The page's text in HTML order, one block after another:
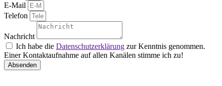
E-Mail
Telefon
Nachricht
Ich habe die Datenschutzerklärung zur Kenntnis genommen.
Einer Kontaktaufnahme auf allen Kanälen stimme ich zu!
Absenden